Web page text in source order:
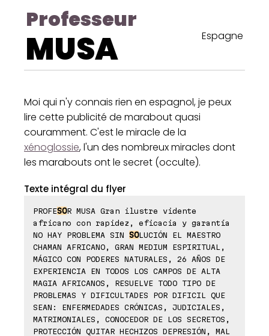
Professeur
MUSA Espagne
Moi qui n'y connais rien en espagnol, je peux
lire cette publicité de marabout quasi
couramment. C'est le miracle de la
xénoglossie, l'un des nombreux miracles dont
les marabouts ont le secret (occulte).
Texte intégral du flyer
PROFESOR MUSA Gran ilustre vidente
africano con rapidez, eficacia y garantía
NO HAY PROBLEMA SIN SOLUCIÓN EL MAESTRO
CHAMAN AFRICANO, GRAN MEDIUM ESPIRITUAL,
MÁGICO CON PODERES NATURALES, 26 AÑOS DE
EXPERIENCIA EN TODOS LOS CAMPOS DE ALTA
MAGIA AFRICANOS, RESUELVE TODO TIPO DE
PROBLEMAS Y DIFICULTADES POR DIFICIL QUE
SEAN: ENFERMEDADES CRÓNICAS, JUDICIALES,
MATRIMONIALES, CONOCEDOR DE LOS SECRETOS,
PROTECCIÓN QUITAR HECHIZOS DEPRESIÓN, MAL